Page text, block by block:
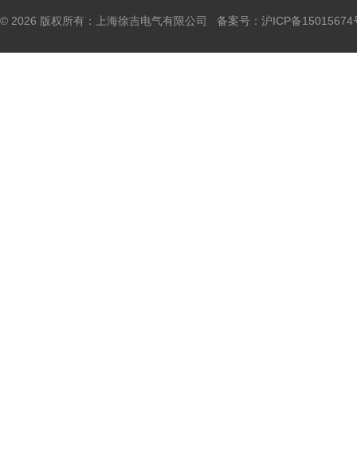
© 2026 版权所有：上海徐吉电气有限公司 备案号： 沪ICP备15015674